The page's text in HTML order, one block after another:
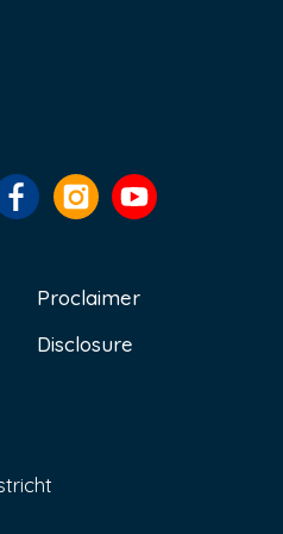
Proclaimer
Disclosure